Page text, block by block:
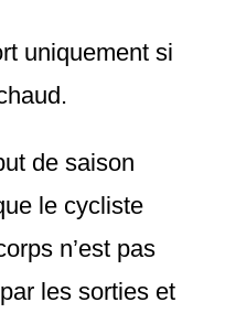
uniquement si
de saison
le cycliste
n’est pas
les sorties et